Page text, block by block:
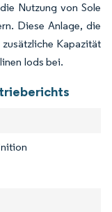
Nutzung von Sole
Diese Anlage, die
Kapazität
Iods bei.